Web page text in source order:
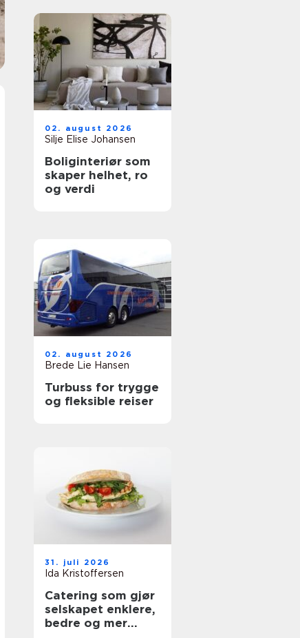
02. august 2026
Silje Elise Johansen
Boliginteriør som
skaper helhet, ro
og verdi
02. august 2026
Brede Lie Hansen
Turbuss for trygge
og fleksible reiser
31. juli 2026
Ida Kristoffersen
Catering som gjør
selskapet enklere,
bedre og mer